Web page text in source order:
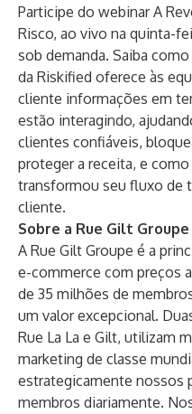
Participe do webinarA
Risco, ao vivo na quinta-
sob demanda. Saiba
da Riskified oferece às
cliente informações em
estão interagindo,
clientes confiáveis,
proteger a receita, e como
transformou seu fluxo de
cliente.
Sobre a Rue Gilt Groupe
A Rue Gilt Groupe é a
e-commerce com preços
de 35 milhões de
um valor excepcional.
Rue La La e Gilt, utilizam
marketing de classe
estrategicamente nossos
membros diariamente.